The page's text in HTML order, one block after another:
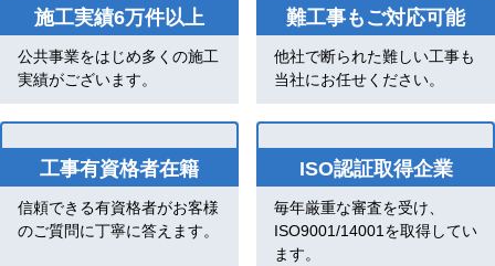
施工実績6万件以上
公共事業をはじめ多くの施工
実績がございます。
難工事もご対応可能
他社で断られた難しい工事も
当社にお任せください。
工事有資格者在籍
信頼できる有資格者がお客様
のご質問に丁寧に答えます。
ISO認証取得企業
毎年厳重な審査を受け、
ISO9001/14001を取得してい
ます。